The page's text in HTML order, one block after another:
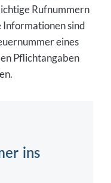
Rufnummern
sind
eines
Pflichtangaben
ins